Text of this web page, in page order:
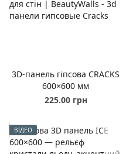
3D-панель гіпсова CRACKS
600×600 мм
225.00 грн
ВІДЕО